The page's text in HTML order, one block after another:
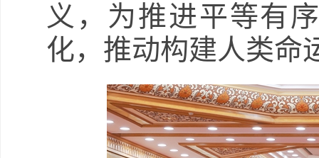
义，为推进平等有
化，推动构建人类命